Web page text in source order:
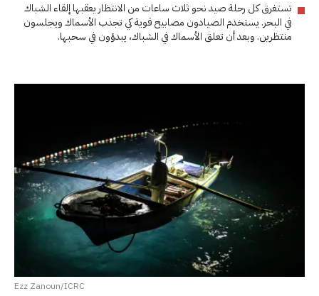
تستغرق كل رحلة صيد نحو ثلاث ساعات من الانتظار يعقبها إلقاء الشباك
في البحر. يستخدم الصيادون مصابيح قوية كي تجذب الأسماك ويجلسون
منتظرين. وبعد أن تعلق الأسماك في الشباك، يبدؤون في سحبها.
Ezz Zanoun/ICRC